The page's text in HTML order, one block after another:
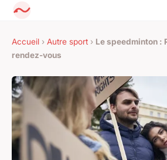
Accueil › Autre sport › Le speedminton :
rendez-vous